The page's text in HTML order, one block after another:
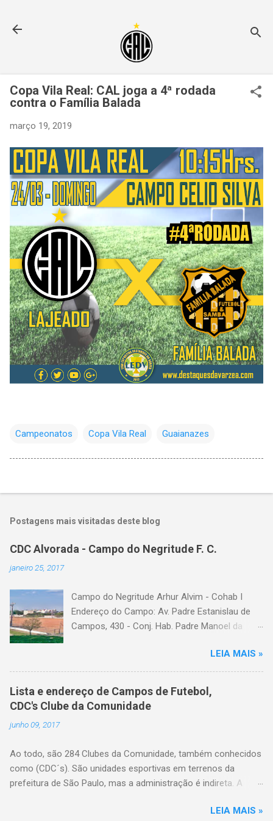
Copa Vila Real: CAL joga a 4ª rodada
contra o Família Balada
março 19, 2019
Campeonatos Copa Vila Real Guaianazes
Postagens mais visitadas deste blog
CDC Alvorada - Campo do Negritude F. C.
janeiro 25, 2017
Campo do Negritude Arhur Alvim - Cohab I
Endereço do Campo: Av. Padre Estanislau de
Campos, 430 - Conj. Hab. Padre Manoel da
Categoria: cdc, campo de futebol, futebol de
várzea, futebol amador
LEIA MAIS »
Lista e endereço de Campos de Futebol,
CDC's Clube da Comunidade
junho 09, 2017
Ao todo, são 284 Clubes da Comunidade, também conhecidos
como (CDC´s). São unidades esportivas em terrenos da
prefeitura de São Paulo, mas a administração é indireta. A
com reconhecida vocação no trabalho esportivo, legalmente
LEIA MAIS »